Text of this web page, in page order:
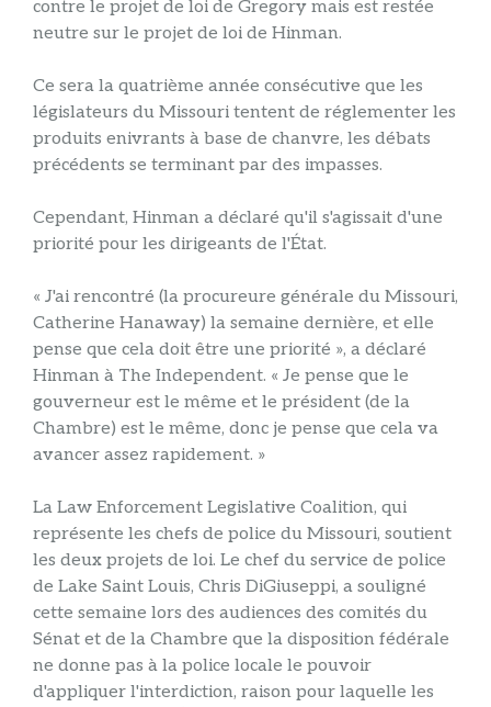
contre le projet de loi de Gregory mais est restée
neutre sur le projet de loi de Hinman.
Ce sera la quatrième année consécutive que les
législateurs du Missouri tentent de réglementer les
produits enivrants à base de chanvre, les débats
précédents se terminant par des impasses.
Cependant, Hinman a déclaré qu'il s'agissait d'une
priorité pour les dirigeants de l'État.
« J'ai rencontré (la procureure générale du Missouri,
Catherine Hanaway) la semaine dernière, et elle
pense que cela doit être une priorité », a déclaré
Hinman à The Independent. « Je pense que le
gouverneur est le même et le président (de la
Chambre) est le même, donc je pense que cela va
avancer assez rapidement. »
La Law Enforcement Legislative Coalition, qui
représente les chefs de police du Missouri, soutient
les deux projets de loi. Le chef du service de police
de Lake Saint Louis, Chris DiGiuseppi, a souligné
cette semaine lors des audiences des comités du
Sénat et de la Chambre que la disposition fédérale
ne donne pas à la police locale le pouvoir
d'appliquer l'interdiction, raison pour laquelle les